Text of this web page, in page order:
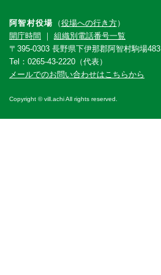
阿智村役場 （役場への行き方）
開庁時間
｜ 組織別電話番号一覧
〒395-0303 長野県下伊那郡阿智村駒場483
Tel：0265-43-2220（代表）
メールでのお問い合わせはこちらから
Copyright © vill.achi All rights reserved.